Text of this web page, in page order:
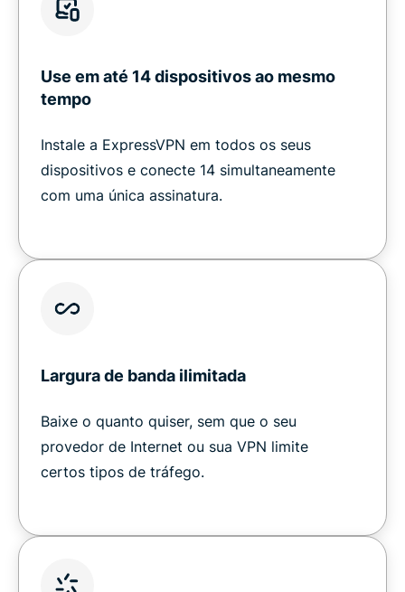
Use em até 14 dispositivos ao mesmo
tempo
Instale a ExpressVPN em todos os seus
dispositivos e conecte 14 simultaneamente
com uma única assinatura.
Largura de banda ilimitada
Baixe o quanto quiser, sem que o seu
provedor de Internet ou sua VPN limite
certos tipos de tráfego.